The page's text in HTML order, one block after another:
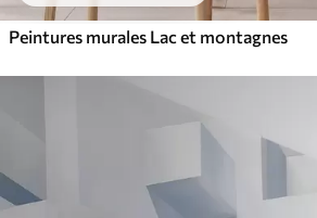
Peintures murales Lac et montagnes